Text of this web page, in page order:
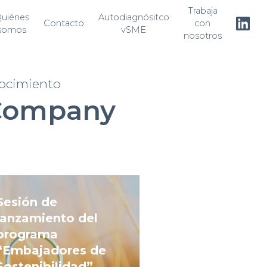
Contacto
Autodiagnósitco
vSME
Trabaja
con
nosotros
de
del
de